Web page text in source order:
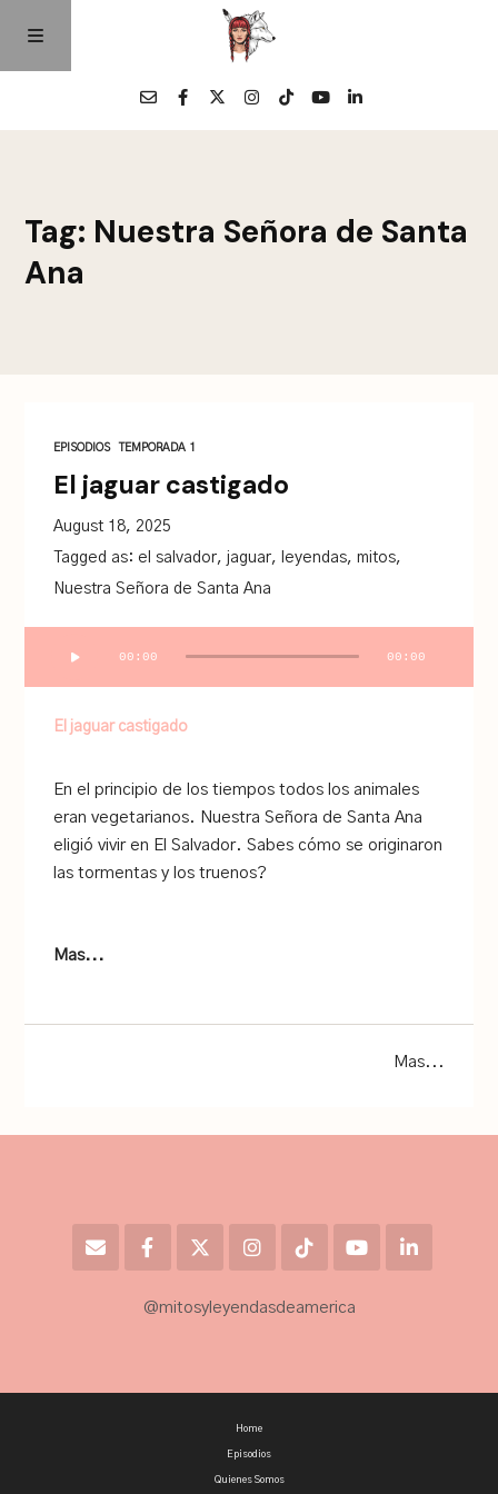
Episodios
Tag: Nuestra Señora de Santa
Ana
EPISODIOS TEMPORADA 1
El jaguar castigado
August 18, 2025
Tagged as: el salvador,jaguar, leyendas,mitos,
Nuestra Señora de Santa Ana
00:00 00:00
El jaguar castigado
En el principio de los tiempos todos los animales
eran vegetarianos. Nuestra Señora de Santa Ana
eligió vivir en El Salvador. Sabes cómo se originaron
las tormentas y los truenos?
Mas...
Mas...
@mitosyleyendasdeamerica
Home
Episodios
Quienes Somos